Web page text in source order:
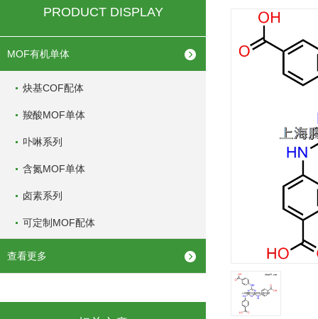
PRODUCT DISPLAY
MOF有机单体
炔基COF配体
羧酸MOF单体
卟啉系列
含氮MOF单体
卤素系列
可定制MOF配体
查看更多